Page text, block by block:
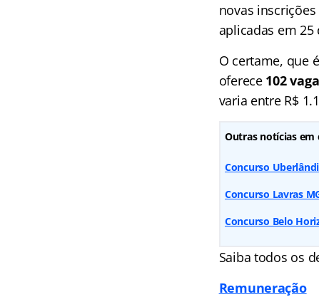
novas
aplicadas em 25
O certame, que
oferece 102
varia entre R$
Outras notícias em
Concurso
Concurso Lavras
Concurso Belo
Saiba todos os
Remuneração